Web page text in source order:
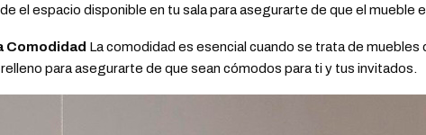
el espacio disponible en tu sala para asegurarte de que el mueble
Comodidad La comodidad es esencial cuando se trata de
para asegurarte de que sean cómodos para ti y tus invitados.